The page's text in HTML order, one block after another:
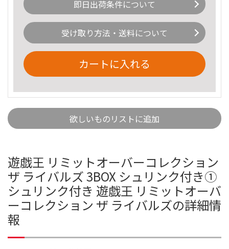
即日出荷条件について
受け取り方法・送料について
カートに入れる
欲しいものリストに追加
遊戯王 リミットオーバーコレクション
ザ ライバルズ 3BOX シュリンク付き①
シュリンク付き 遊戯王 リミットオーバ
ーコレクション ザ ライバルズの詳細情
報